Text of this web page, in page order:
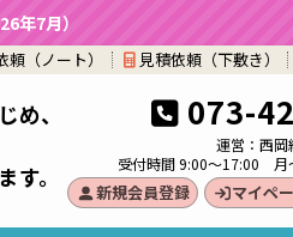
年7月）
頼（ノート） 見積依頼（下敷き）
め、
す。
073-
運営：西岡
受付時間 9:00～17:00 月
新規会員登録 マイペ